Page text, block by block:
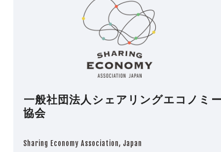
一般社団法人シェアリングエコノミ
協会
Sharing Economy Association, Japan